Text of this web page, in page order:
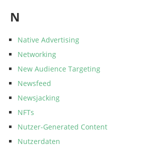
N
Native Advertising
Networking
New Audience Targeting
Newsfeed
Newsjacking
NFTs
Nutzer-Generated Content
Nutzerdaten